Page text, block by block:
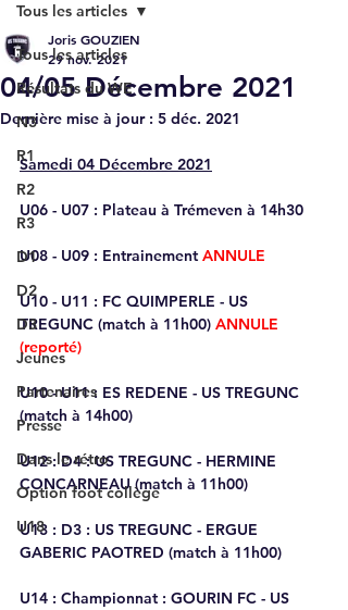
Tous les articles
Résultats du WE
N3
R1
R2
R3
D1
D2
D3
Jeunes
Partenaires
Presse
Dans le rétro
Option foot collège
U18
Tous les articles
04/05 Décembre 2021
Joris GOUZIEN
29 nov. 2021
Dernière mise à jour : 5 déc. 2021
Samedi 04 Décembre 2021
U06 - U07 : Plateau à Trémeven à 14h30
U08 - U09 : Entrainement ANNULE
U10 - U11 : FC QUIMPERLE - US
TREGUNC (match à 11h00) ANNULE
(reporté)
U10 - U11 : ES REDENE - US TREGUNC
(match à 14h00)
U12 : D4 : US TREGUNC - HERMINE
CONCARNEAU (match à 11h00)
U13 : D3 : US TREGUNC - ERGUE
GABERIC PAOTRED (match à 11h00)
U14 : Championnat : GOURIN FC - US